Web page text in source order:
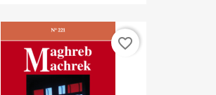
favorite_border